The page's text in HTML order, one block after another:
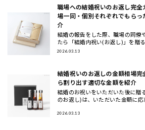
職場への結婚祝いのお返し完
場一同・個別それぞれでもら
介
結婚の報告をした際、職場の同僚
たら「結婚内祝い(お返し)」を贈
は、職場への結婚祝いに対するお
2026.03.13
結婚祝いのお返しの金額相場
ら割り出す適切な金額を紹介
結婚のお祝いをいただいた後に贈
のお返し)は、いただいた金額に
場をわか
2026.03.13